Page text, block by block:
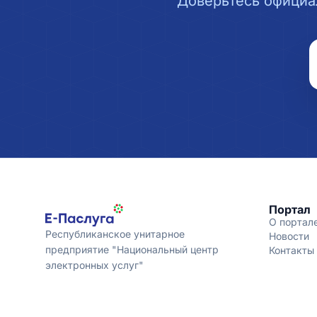
Республиканское унитарное
предприятие "Национальный центр
электронных услуг"
Портал
О
Новости
Контакты